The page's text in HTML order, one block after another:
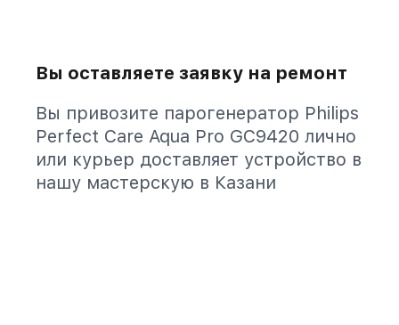
Вы оставляете заявку на ремонт
Вы привозите парогенератор Philips
Perfect Care Aqua Pro GC9420 лично
или курьер доставляет устройство в
нашу мастерскую в Казани